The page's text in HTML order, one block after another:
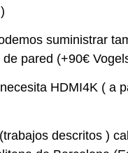
suministrar
pared (+90€
HDMI4K ( a
descritos )